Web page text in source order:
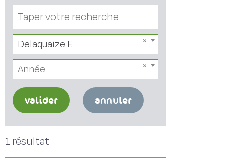
Delaquaize F.
Année
valider annuler
1 résultat